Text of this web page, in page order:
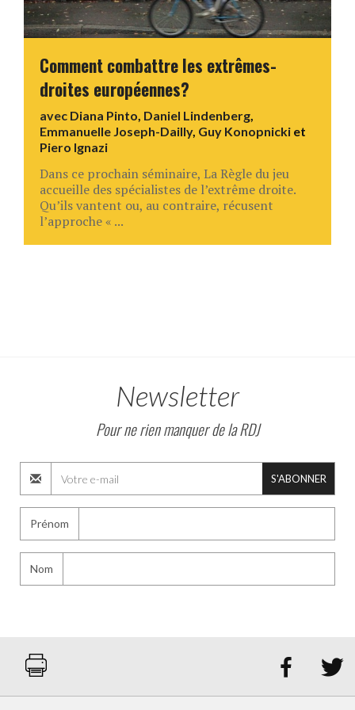
Comment combattre les extrêmes-
droites européennes?
avec Diana Pinto, Daniel Lindenberg,
Emmanuelle Joseph-Dailly, Guy Konopnicki et
Piero Ignazi
Dans ce prochain séminaire, La Règle du jeu
accueille des spécialistes de l’extrême droite.
Qu’ils vantent ou, au contraire, récusent
l’approche « ...
Newsletter
Pour ne rien manquer de la RDJ
S'ABONNER
Prénom
Nom
 